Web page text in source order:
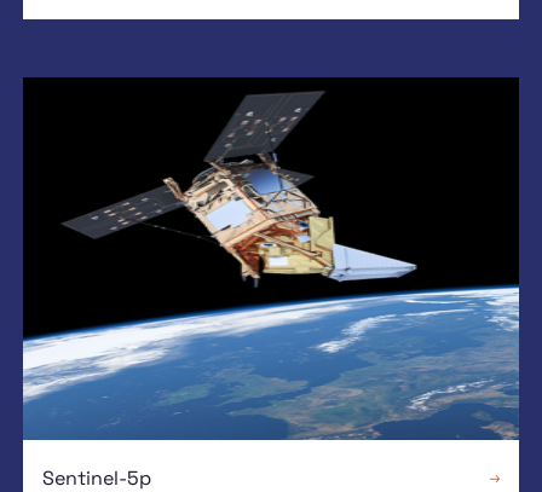
Sentinel-5p